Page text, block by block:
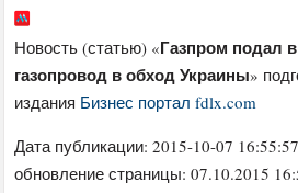
Новость (статью) «Газпром подал
газопровод в обход Украины»
издания Бизнес портал fdlx.com
Дата публикации:2015-10-07 16:55:57
обновление страницы: 07.10.2015